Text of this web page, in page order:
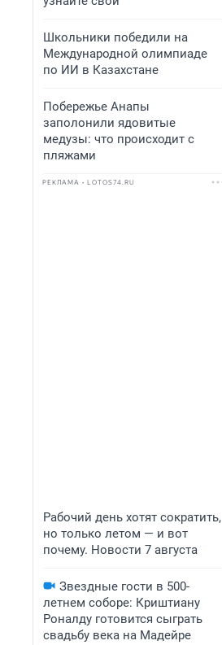
Школьники победили на
Международной олимпиаде
по ИИ в Казахстане
Побережье Анапы
заполонили ядовитые
медузы: что происходит с
пляжами
РЕКЛАМА • LOTOS74.RU
Рабочий день хотят сократить,
но только летом — и вот
почему. Новости 7 августа
Звездные гости в 500-
летнем соборе: Криштиану
Роналду готовится сыграть
свадьбу века на Мадейре